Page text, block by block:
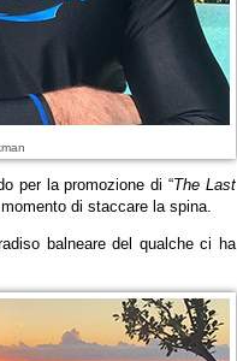
per la promozione di “The Last
di staccare la spina.
balneare del qualche ci ha